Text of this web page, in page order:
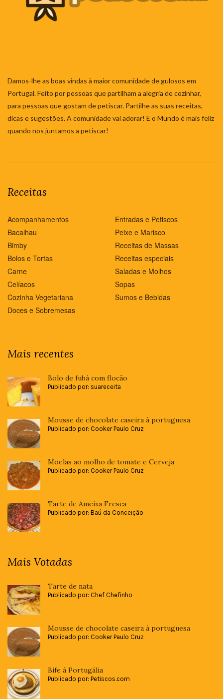
Damos-lhe as boas vindas à maior comunidade de gulosos em
Portugal. Feito por pessoas que partilham a alegria de cozinhar,
para pessoas que gostam de petiscar. Partilhe as suas receitas,
dicas e sugestões. A comunidade vai adorar! E o Mundo é mais feliz
quando nos juntamos a petiscar!
Receitas
Acompanhamentos
Bacalhau
Bimby
Bolos e Tortas
Carne
Celíacos
Cozinha Vegetariana
Doces e Sobremesas
Entradas e Petiscos
Peixe e Marisco
Receitas de Massas
Receitas especiais
Saladas e Molhos
Sopas
Sumos e Bebidas
Mais recentes
Bolo de fubá com flocão
Publicado por: suareceita
Mousse de chocolate caseira à portuguesa
Publicado por: Cooker Paulo Cruz
Moelas ao molho de tomate e Cerveja
Publicado por: Cooker Paulo Cruz
Tarte de Ameixa Fresca
Publicado por: Baú da Conceição
Mais Votadas
Tarte de nata
Publicado por: Chef Chefinho
Mousse de chocolate caseira à portuguesa
Publicado por: Cooker Paulo Cruz
Bife à Portugália
Publicado por: Petiscos.com